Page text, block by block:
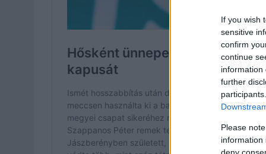
If you wish
sensitive
confirm
continue
information
further
Please
information
deny